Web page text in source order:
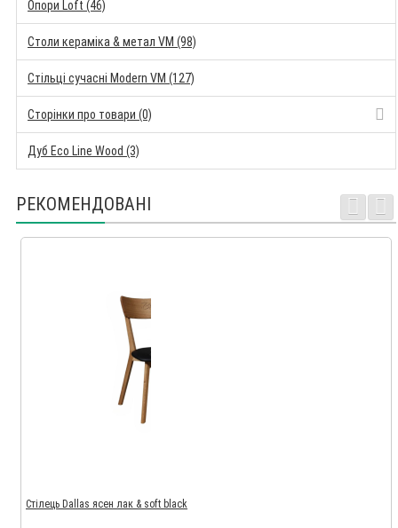
Опори Loft (46)
Столи кераміка & метал VM (98)
Стільці сучасні Modern VM (127)
Сторінки про товари (0)
Дуб Eco Line Wood (3)
РЕКОМЕНДОВАНІ
Стілець Dallas ясен лак & soft black